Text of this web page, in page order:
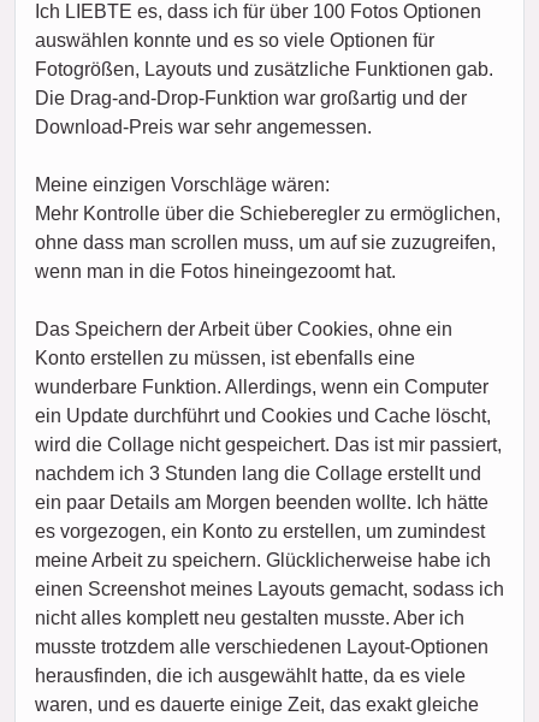
Ich LIEBTE es, dass ich für über 100 Fotos Optionen
auswählen konnte und es so viele Optionen für
Fotogrößen, Layouts und zusätzliche Funktionen gab.
Die Drag-and-Drop-Funktion war großartig und der
Download-Preis war sehr angemessen.
Meine einzigen Vorschläge wären:
Mehr Kontrolle über die Schieberegler zu ermöglichen,
ohne dass man scrollen muss, um auf sie zuzugreifen,
wenn man in die Fotos hineingezoomt hat.
Das Speichern der Arbeit über Cookies, ohne ein
Konto erstellen zu müssen, ist ebenfalls eine
wunderbare Funktion. Allerdings, wenn ein Computer
ein Update durchführt und Cookies und Cache löscht,
wird die Collage nicht gespeichert. Das ist mir passiert,
nachdem ich 3 Stunden lang die Collage erstellt und
ein paar Details am Morgen beenden wollte. Ich hätte
es vorgezogen, ein Konto zu erstellen, um zumindest
meine Arbeit zu speichern. Glücklicherweise habe ich
einen Screenshot meines Layouts gemacht, sodass ich
nicht alles komplett neu gestalten musste. Aber ich
musste trotzdem alle verschiedenen Layout-Optionen
herausfinden, die ich ausgewählt hatte, da es viele
waren, und es dauerte einige Zeit, das exakt gleiche